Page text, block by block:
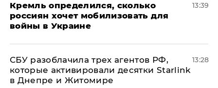
Кремль определился, сколько
россиян хочет мобилизовать для
войны в Украине
13:39
СБУ разоблачила трех агентов РФ,
которые активировали десятки Starlink
в Днепре и Житомире
13:28